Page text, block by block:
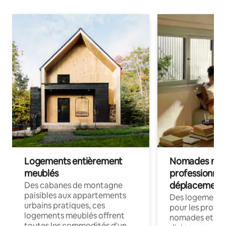
Logements entièrement
meublés
Des cabanes de montagne
paisibles aux appartements
urbains pratiques, ces
logements meublés offrent
Nomades
déplacement
Des
pour les
nomades et